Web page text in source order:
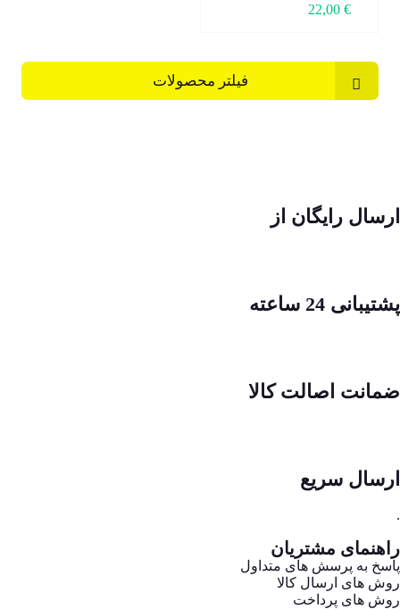
22,00 €
فیلتر محصولات
ارسال رایگان از
پشتیبانی 24 ساعته
ضمانت اصالت کالا
ارسال سریع
.
راهنمای مشتریان
پاسخ به پرسش های متداول
روش های ارسال کالا
روش های پرداخت